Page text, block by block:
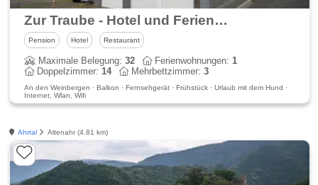
Zur Traube - Hotel und Ferienwohnung im Ahrtal
Pension Hotel Restaurant
Maximale Belegung:32 Ferienwohnungen:1
Doppelzimmer:14 Mehrbettzimmer:3
An den Weinbergen · Balkon · Fernsehgerät · Frühstück · Urlaub mit dem Hund ·
Internet, Wlan, Wifi
Ahrtal Altenahr (4.81 km)